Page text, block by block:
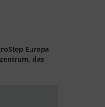
Europa
das